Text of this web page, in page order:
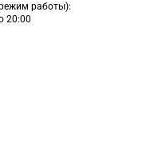
работы):
20:00